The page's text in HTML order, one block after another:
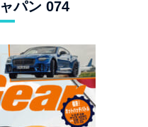
パン 074